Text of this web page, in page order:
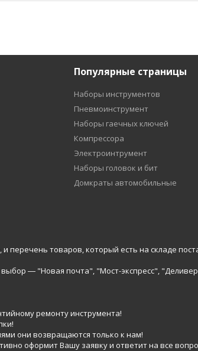
Популярные страницы
Наборы инструментов
Пневмоинструмент
Наборы гаечных ключей
Компрессора
Электроинтрумент
Наборы головок и бит
Домкраты автомобильные
перечень товаров, который есть на складе
― "Новая почта", "Мост-экспресс",
ремонту инструмента!
они возвращаются только к нам!
оформит Вашу заявку и ответит на все